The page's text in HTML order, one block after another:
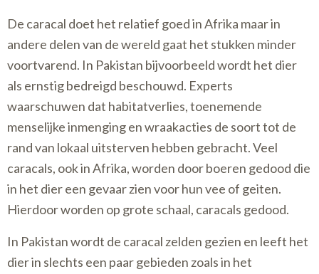
De caracal doet het relatief goed in Afrika maar in
andere delen van de wereld gaat het stukken minder
voortvarend. In Pakistan bijvoorbeeld wordt het dier
als ernstig bedreigd beschouwd. Experts
waarschuwen dat habitatverlies, toenemende
menselijke inmenging en wraakacties de soort tot de
rand van lokaal uitsterven hebben gebracht. Veel
caracals, ook in Afrika, worden door boeren gedood die
in het dier een gevaar zien voor hun vee of geiten.
Hierdoor worden op grote schaal, caracals gedood.
In Pakistan wordt de caracal zelden gezien en leeft het
dier in slechts een paar gebieden zoals in het